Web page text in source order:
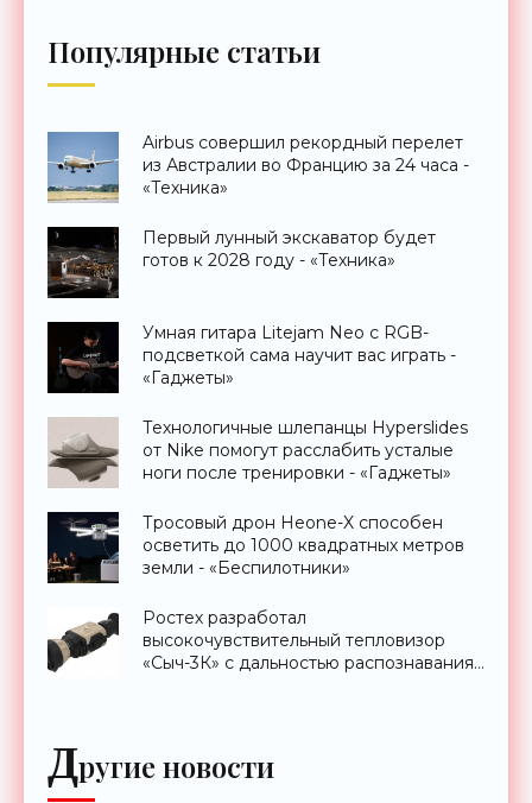
Популярные статьи
Airbus совершил рекордный перелет
из Австралии во Францию за 24 часа -
«Техника»
Первый лунный экскаватор будет
готов к 2028 году - «Техника»
Умная гитара Litejam Neo с RGB-
подсветкой сама научит вас играть -
«Гаджеты»
Технологичные шлепанцы Hyperslides
от Nike помогут расслабить усталые
ноги после тренировки - «Гаджеты»
Тросовый дрон Heone-X способен
осветить до 1000 квадратных метров
земли - «Беспилотники»
Ростех разработал
высокочувствительный тепловизор
«Сыч-3К» с дальностью распознавания
Другие новости